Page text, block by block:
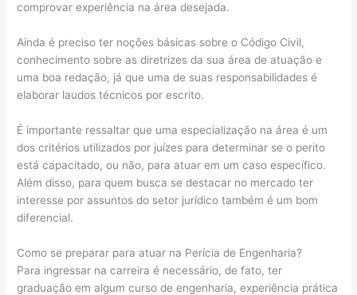
comprovar experiência na área desejada.
Ainda é preciso ter noções básicas sobre o Código Civil,
conhecimento sobre as diretrizes da sua área de atuação e
uma boa redação, já que uma de suas responsabilidades é
elaborar laudos técnicos por escrito.
É importante ressaltar que uma especialização na área é um
dos critérios utilizados por juízes para determinar se o perito
está capacitado, ou não, para atuar em um caso específico.
Além disso, para quem busca se destacar no mercado ter
interesse por assuntos do setor jurídico também é um bom
diferencial.
Como se preparar para atuar na Perícia de Engenharia?
Para ingressar na carreira é necessário, de fato, ter
graduação em algum curso de engenharia, experiência prática